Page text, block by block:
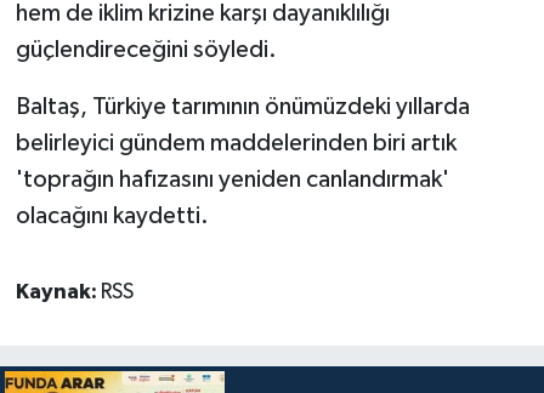
hem de iklim krizine karşı dayanıklılığı
güçlendireceğini söyledi.
Baltaş, Türkiye tarımının önümüzdeki yıllarda
belirleyici gündem maddelerinden biri artık
'toprağın hafızasını yeniden canlandırmak'
olacağını kaydetti.
Kaynak: RSS